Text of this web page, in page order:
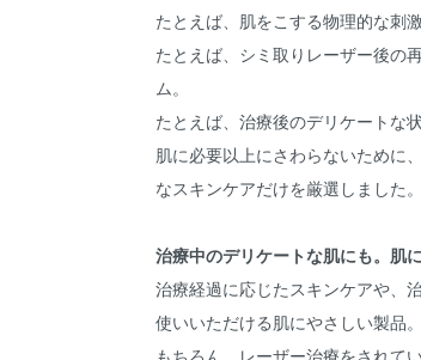
たとえば、肌をこする物理的な刺
たとえば、シミ取りレーザー後の
ム。
たとえば、治療後のデリケートな
肌に必要以上にさわらないために
なスキンケアだけを厳選しました。
治療中のデリケートな肌にも。肌
治療経過に応じたスキンケアや、
使いいただける肌にやさしい製品。
もちろん、レーザー治療をされて